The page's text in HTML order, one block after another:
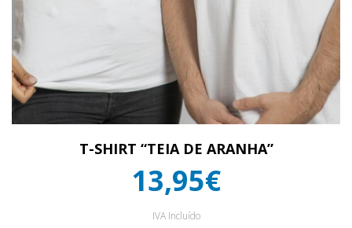
T-SHIRT “TEIA DE ARANHA”
13,95€
IVA Incluído